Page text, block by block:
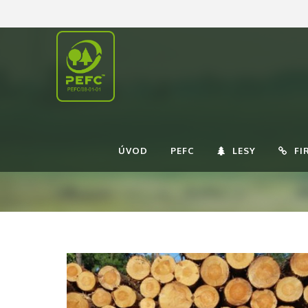
ÚVOD PEFC LESY